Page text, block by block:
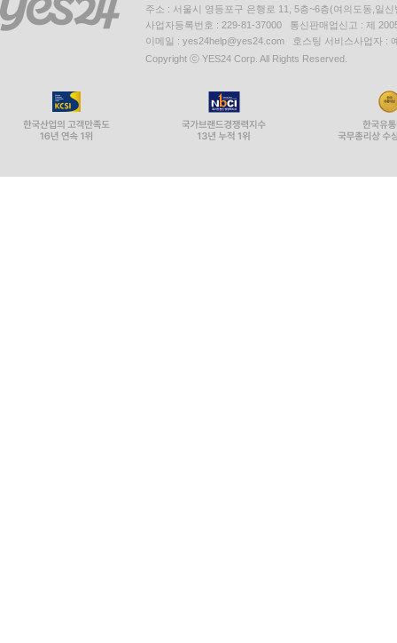
주소 : 서울시 영등포구 은행로 11, 5층~6층(여의도동,일신
사업자등록번호 : 229-81-37000 통신판매업신고 : 제
이메일 : yes24help@yes24.com 호스팅 서비스사업자 :
Copyright ⓒ YES24 Corp. All Rights Reserved.